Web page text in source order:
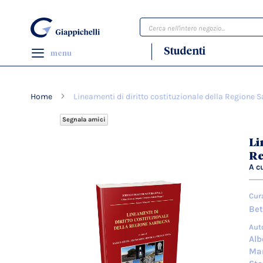
Cerca
menu Studenti
Home Lineamenti di diritto costituzionale della Regione
Segnala amici
A